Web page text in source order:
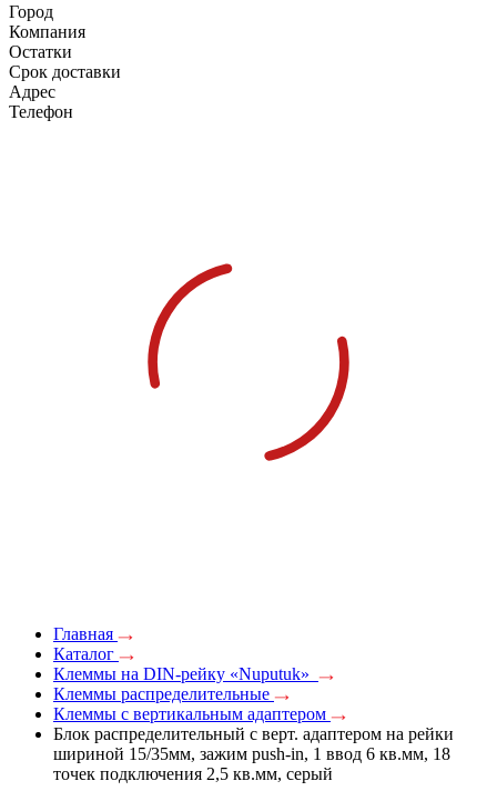
Город
Компания
Остатки
Срок доставки
Адрес
Телефон
Главная
Каталог
Клеммы на DIN-рейку «Nuputuk»
Клеммы распределительные
Клеммы с вертикальным адаптером
Блок распределительный с верт. адаптером на рейки
шириной 15/35мм, зажим push-in, 1 ввод 6 кв.мм, 18
точек подключения 2,5 кв.мм, серый